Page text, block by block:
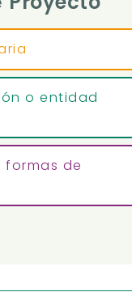
o entidad
de